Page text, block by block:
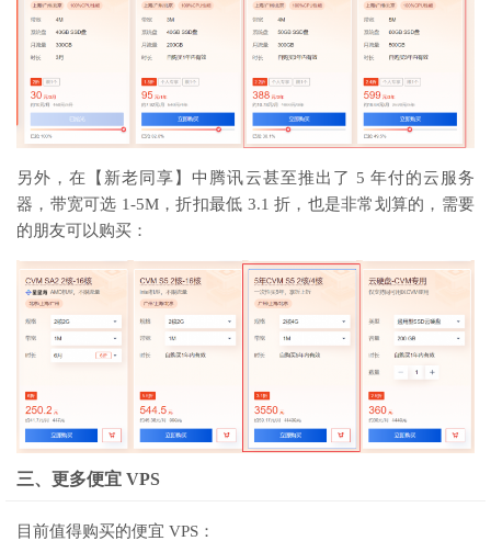
另外，在【新老同享】中腾讯云甚至推出了 5 年付的云服务
器，带宽可选 1-5M，折扣最低 3.1 折，也是非常划算的，需要
的朋友可以购买：
三、更多便宜 VPS
目前值得购买的便宜 VPS：